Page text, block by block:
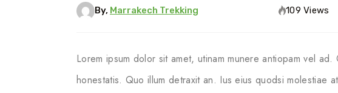
By, Marrakech Trekking 109 Views
Lorem ipsum dolor sit amet, utinam munere antiopam vel
honestatis. Quo illum detraxit an. Ius eius quodsi molestiae